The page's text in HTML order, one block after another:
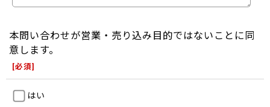
本問い合わせが営業・売り込み目的ではないことに同
意します。
[必須]
はい